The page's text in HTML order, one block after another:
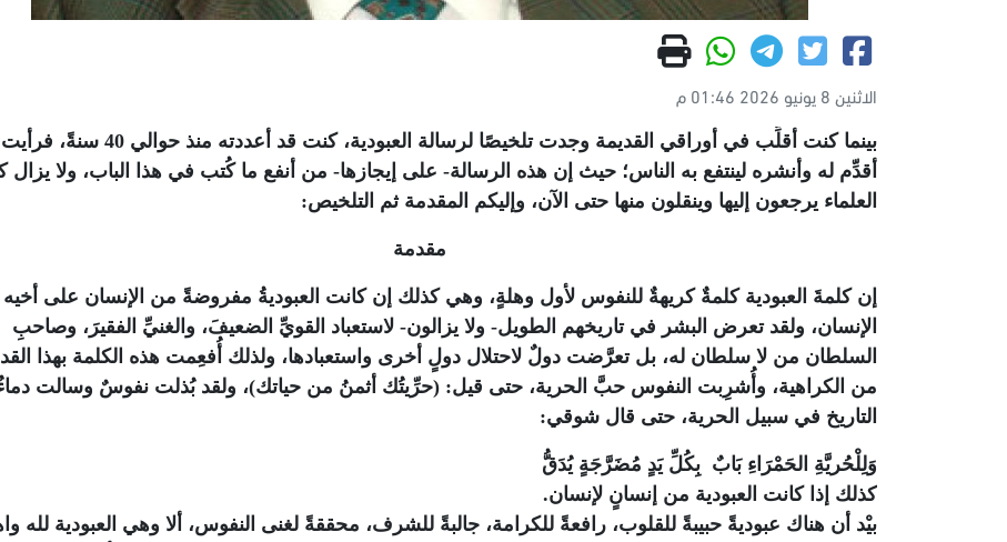
الاثنين 8 يونيو 2026 01:46 م
بينما كنت أقلِّب في أوراقي القديمة وجدت تلخيصًا لرسالة العبودية، كنت قد أعددته
أقدِّم له وأنشره لينتفع به الناس؛ حيث إن هذه الرسالة- على إيجازها- من أنفع ما كُتب في هذا الباب، ولا يزال
العلماء يرجعون إليها وينقلون منها حتى الآن، وإليكم المقدمة ثم التلخيص:
مقدمة
إن كلمةَ العبودية كلمةٌ كريهةٌ للنفوس لأول وهلةٍ، وهي كذلك إن كانت العبوديةُ مفروضةً من الإنسان على أخيه
الإنسان، ولقد تعرض البشر في تاريخهم الطويل- ولا يزالون- لاستعباد القويِّ الضعيفَ، والغنيِّ الفقيرَ، وصاحبِ
السلطان من لا سلطان له، بل تعرَّضت دولٌ لاحتلال دولٍ أخرى واستعبادها، ولذلك أُفعِمت هذه الكلمة بهذا
من الكراهية، وأُشرِبت النفوس حبَّ الحرية، حتى قيل: (حرِّيتُك أثمنُ من حياتك)، ولقد بُذلت نفوسٌ وسالت
التاريخ في سبيل الحرية، حتى قال شوقي:
وَلِلْحُريَّةِ الحَمْرَاءِ بَابٌ بِكُلِّ يَدٍ مُضَرَّجَةٍ يُدَقُّ
كذلك إذا كانت العبودية من إنسانٍ لإنسان.
بيْد أن هناك عبوديةً حبيبةً للقلوب، رافعةً للكرامة، جالبةً للشرف، محققةً لغنى النفوس، ألا وهي العبودية لله